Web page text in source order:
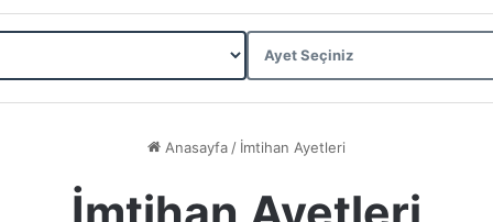
Anasayfa / İmtihan Ayetleri